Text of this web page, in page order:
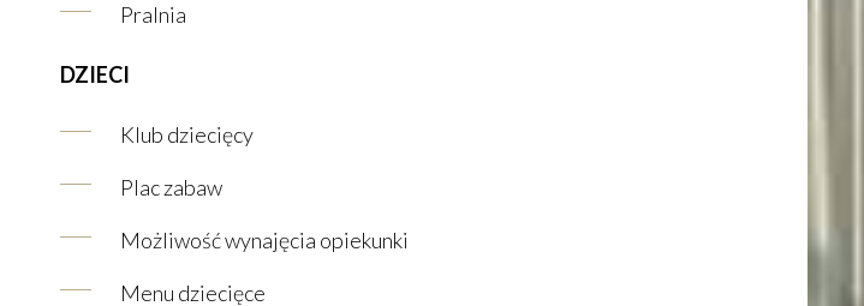
Pralnia
DZIECI
Klub dziecięcy
Plac zabaw
Możliwość wynajęcia opiekunki
Menu dziecięce